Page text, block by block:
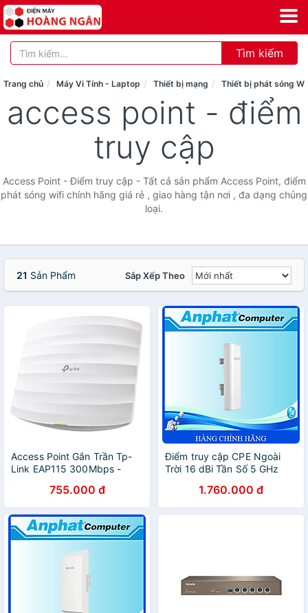
Tìm kiếm
Trang chủ Máy Vi Tính - Laptop Thiết bị mạng Thiết bị phát sóng
access point - điểm
truy cập
Access Point - Điểm truy cập - Tất cả sản phẩm Access Point, điểm
phát sóng wifi chính hãng giá rẻ , giao hàng tận nơi , đa dạng chủng
loại.
21 Sản Phẩm Sắp Xếp Theo
Access Point Gắn Trần Tp-
Link EAP115 300Mbps -
755.000 đ
Điểm truy cập CPE Ngoài
Trời 16 dBi Tần Số 5 GHz
1.760.000 đ